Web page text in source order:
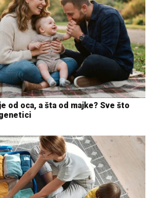
od oca, a šta od majke? Sve što